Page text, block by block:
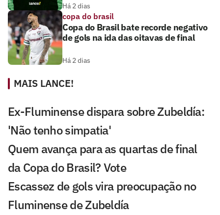
Há 2 dias
copa do brasil
Copa do Brasil bate recorde negativo
de gols na ida das oitavas de final
Há 2 dias
MAIS LANCE!
Ex-Fluminense dispara sobre Zubeldía:
'Não tenho simpatia'
Quem avança para as quartas de final
da Copa do Brasil? Vote
Escassez de gols vira preocupação no
Fluminense de Zubeldía